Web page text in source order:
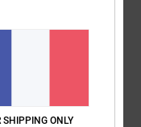
SHIPPING ONLY